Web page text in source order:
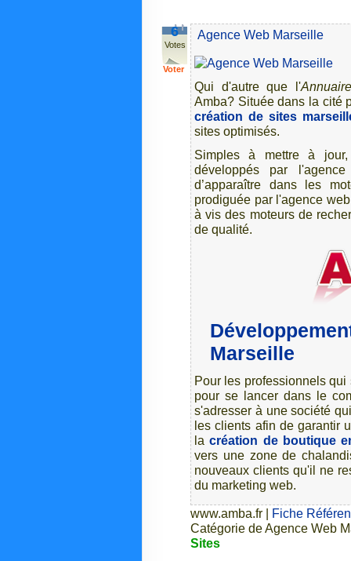
6
Votes
Voter
Agence Web Marseille
Qui d'autre que l'
Amba? Située dans la cité
création de sites
sites optimisés.
Simples à mettre à
développés par
d’apparaître dans les
prodiguée par l'agence
à vis des moteurs de
de qualité.
Marseille
Pour les professionnels
pour se lancer dans le
s'adresser à une société
les clients afin de garantir
lacréation de boutique
vers une zone de
nouveaux clients qu'il ne
du marketing web.
www.amba.fr
Fiche
Catégorie de Agence Web
Sites